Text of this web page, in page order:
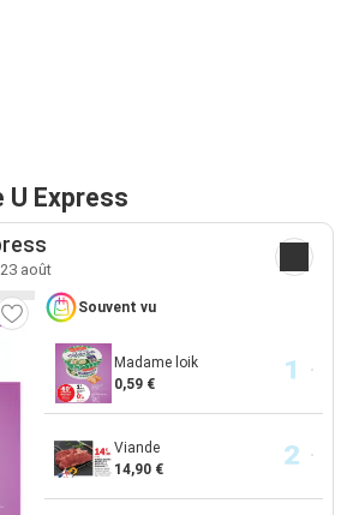
U Express
août
Souvent vu
Madame loik
0,59 €
Viande
14,90 €